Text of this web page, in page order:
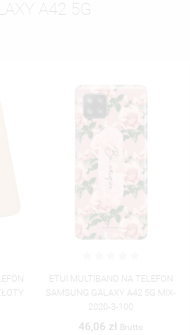
A42 5G
ETUI MULTIBAND NA TELEFON
SAMSUNG GALAXY A42 5G MIX-
2020-3-100
46,06 zł Brutto